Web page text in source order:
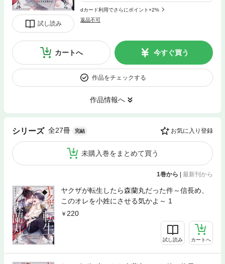
試し読み
dカード利用でさらにポイント+2%
返品不可
カートへ 今すぐ買う
作品をチェックする
作品情報へ
シリーズ 全27冊 完結 お気に入り登録
未購入巻をまとめて買う
1巻から | 最新刊から
ヤクザが転生したら森蘭丸だった件～信長め、
このオレを小姓にさせる気かよ～ 1
220
試し読み カートへ